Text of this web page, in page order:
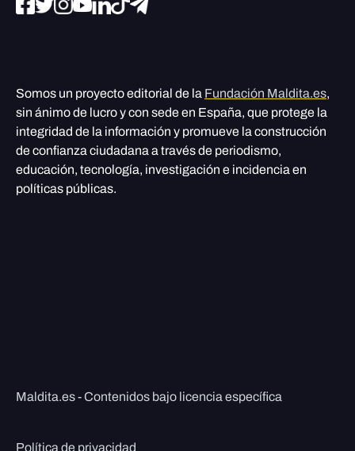
Somos un proyecto editorial de la Fundación Maldita.es,
sin ánimo de lucro y con sede en España, que protege la
integridad de la información y promueve la construcción
de confianza ciudadana a través de periodismo,
educación, tecnología, investigación e incidencia en
políticas públicas.
Maldita.es - Contenidos bajo licencia específica
Política de privacidad